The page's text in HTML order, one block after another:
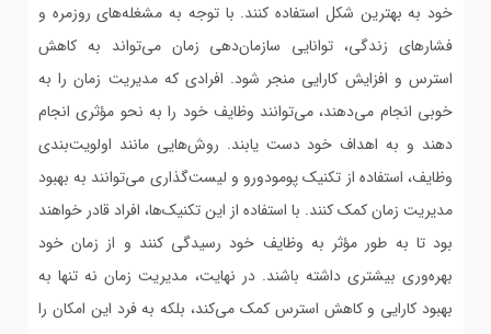
خود به بهترین شکل استفاده کنند. با توجه به مشغله‌های روزمره و
فشارهای زندگی، توانایی سازمان‌دهی زمان می‌تواند به کاهش
استرس و افزایش کارایی منجر شود. افرادی که مدیریت زمان را به
خوبی انجام می‌دهند، می‌توانند وظایف خود را به نحو مؤثری انجام
دهند و به اهداف خود دست یابند. روش‌هایی مانند اولویت‌بندی
وظایف، استفاده از تکنیک پومودورو و لیست‌گذاری می‌توانند به بهبود
مدیریت زمان کمک کنند. با استفاده از این تکنیک‌ها، افراد قادر خواهند
بود تا به طور مؤثر به وظایف خود رسیدگی کنند و از زمان خود
بهره‌وری بیشتری داشته باشند. در نهایت، مدیریت زمان نه تنها به
بهبود کارایی و کاهش استرس کمک می‌کند، بلکه به فرد این امکان را